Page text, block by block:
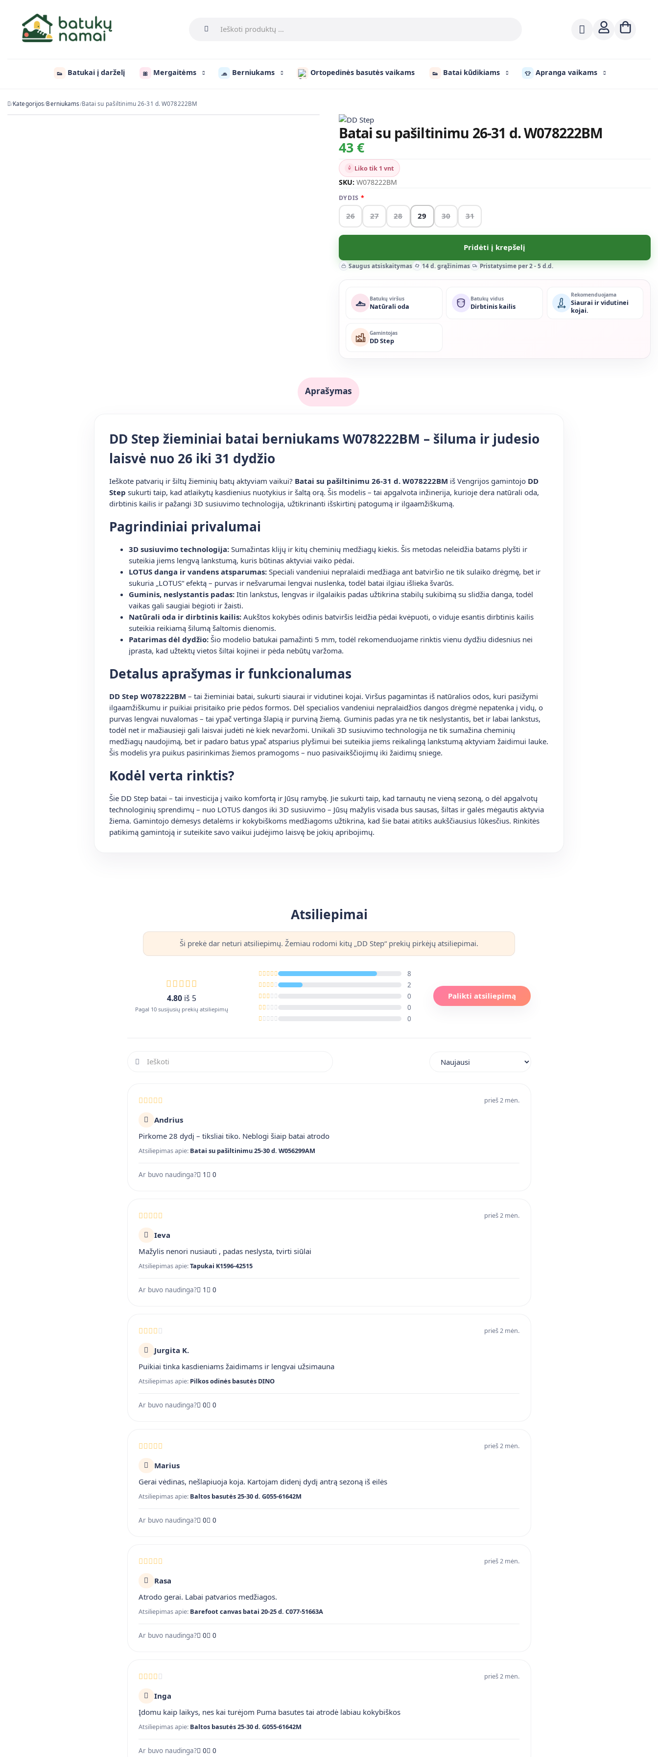
👟 Batukai į darželį 🎀 Mergaitėms 🧢 Berniukams Ortopedinės basutės vaikams 👟 Batai kūdikiams 👕 Apranga vaikams
/Kategorijos/Berniukams/Batai su pašiltinimu 26-31 d. W078222BM
Batai su pašiltinimu 26-31 d. W078222BM
43 €
Liko tik 1 vnt
SKU: W078222BM
DYDIS
26 27 28 29 30 31
Pridėti į krepšelį
Saugus atsiskaitymas 14 d. grąžinimas Pristatysime per 2 - 5 d.d.
Batukų viršus
Natūrali oda
Batukų vidus
Dirbtinis kailis
Rekomenduojama
Siaurai ir vidutinei
kojai.
Gamintojas
DD Step
Aprašymas
DD Step žieminiai batai berniukams W078222BM – šiluma ir judesio
laisvė nuo 26 iki 31 dydžio
Ieškote patvarių ir šiltų žieminių batų aktyviam vaikui? Batai su pašiltinimu 26-31 d. W078222BM iš Vengrijos gamintojo DD
Step sukurti taip, kad atlaikytų kasdienius nuotykius ir šaltą orą. Šis modelis – tai apgalvota inžinerija, kurioje dera natūrali oda,
dirbtinis kailis ir pažangi 3D susiuvimo technologija, užtikrinanti išskirtinį patogumą ir ilgaamžiškumą.
Pagrindiniai privalumai
3D susiuvimo technologija: Sumažintas klijų ir kitų cheminių medžiagų kiekis. Šis metodas neleidžia batams plyšti ir
suteikia jiems lengvą lankstumą, kuris būtinas aktyviai vaiko pėdai.
LOTUS danga ir vandens atsparumas: Speciali vandeniui nepralaidi medžiaga ant batviršio ne tik sulaiko drėgmę, bet ir
sukuria „LOTUS“ efektą – purvas ir nešvarumai lengvai nuslenka, todėl batai ilgiau išlieka švarūs.
Guminis, neslystantis padas: Itin lankstus, lengvas ir ilgalaikis padas užtikrina stabilų sukibimą su slidžia danga, todėl
vaikas gali saugiai bėgioti ir žaisti.
Natūrali oda ir dirbtinis kailis: Aukštos kokybės odinis batviršis leidžia pėdai kvėpuoti, o viduje esantis dirbtinis kailis
suteikia reikiamą šilumą šaltomis dienomis.
Patarimas dėl dydžio: Šio modelio batukai pamažinti 5 mm, todėl rekomenduojame rinktis vienu dydžiu didesnius nei
įprasta, kad užtektų vietos šiltai kojinei ir pėda nebūtų varžoma.
Detalus aprašymas ir funkcionalumas
DD Step W078222BM – tai žieminiai batai, sukurti siaurai ir vidutinei kojai. Viršus pagamintas iš natūralios odos, kuri pasižymi
ilgaamžiškumu ir puikiai prisitaiko prie pėdos formos. Dėl specialios vandeniui nepralaidžios dangos drėgmė nepatenka į vidų, o
purvas lengvai nuvalomas – tai ypač vertinga šlapią ir purviną žiemą. Guminis padas yra ne tik neslystantis, bet ir labai lankstus,
todėl net ir mažiausieji gali laisvai judėti nė kiek nevaržomi. Unikali 3D susiuvimo technologija ne tik sumažina cheminių
medžiagų naudojimą, bet ir padaro batus ypač atsparius plyšimui bei suteikia jiems reikalingą lankstumą aktyviam žaidimui lauke.
Šis modelis yra puikus pasirinkimas žiemos pramogoms – nuo pasivaikščiojimų iki žaidimų sniege.
Kodėl verta rinktis?
Šie DD Step batai – tai investicija į vaiko komfortą ir Jūsų ramybę. Jie sukurti taip, kad tarnautų ne vieną sezoną, o dėl apgalvotų
technologinių sprendimų – nuo LOTUS dangos iki 3D susiuvimo – Jūsų mažylis visada bus sausas, šiltas ir galės mėgautis aktyvia
žiema. Gamintojo dėmesys detalėms ir kokybiškoms medžiagoms užtikrina, kad šie batai atitiks aukščiausius lūkesčius. Rinkitės
patikimą gamintoją ir suteikite savo vaikui judėjimo laisvę be jokių apribojimų.
Atsiliepimai
Ši prekė dar neturi atsiliepimų. Žemiau rodomi kitų „DD Step“ prekių pirkėjų atsiliepimai.
4.80 iš 5
Pagal 10 susijusių prekių atsiliepimų
8
2
0
0
0
Palikti atsiliepimą
Ieškoti atsiliepimuose
prieš 2 mėn.
Andrius
Pirkome 28 dydį – tiksliai tiko. Neblogi šiaip batai atrodo
Atsiliepimas apie: Batai su pašiltinimu 25-30 d. W056299AM
Ar buvo naudinga? 1 0
prieš 2 mėn.
Ieva
Mažylis nenori nusiauti , padas neslysta, tvirti siūlai
Atsiliepimas apie:Tapukai K1596-42515
Ar buvo naudinga? 1 0
prieš 2 mėn.
Jurgita K.
Puikiai tinka kasdieniams žaidimams ir lengvai užsimauna
Atsiliepimas apie: Pilkos odinės basutės DINO
Ar buvo naudinga? 0 0
prieš 2 mėn.
Marius
Gerai vėdinas, nešlapiuoja koja. Kartojam didenį dydį antrą sezoną iš eilės
Atsiliepimas apie: Baltos basutės 25-30 d. G055-61642M
Ar buvo naudinga? 0 0
prieš 2 mėn.
Rasa
Atrodo gerai. Labai patvarios medžiagos.
Atsiliepimas apie: Barefoot canvas batai 20-25 d. C077-51663A
Ar buvo naudinga? 0 0
prieš 2 mėn.
Inga
Įdomu kaip laikys, nes kai turėjom Puma basutes tai atrodė labiau kokybiškos
Atsiliepimas apie: Baltos basutės 25-30 d. G055-61642M
Ar buvo naudinga? 0 0